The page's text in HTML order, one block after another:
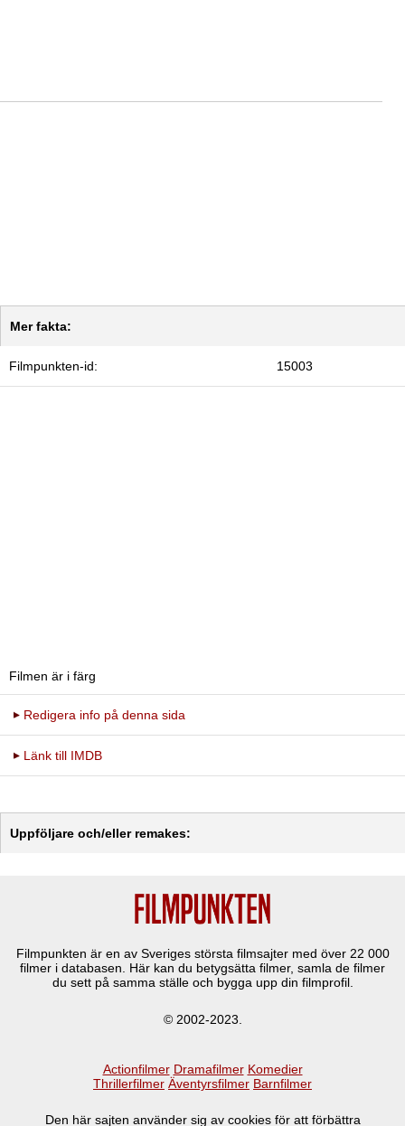
Mer fakta:
Filmpunkten-id: 15003
Filmen är i färg
Redigera info på denna sida
Länk till IMDB
Uppföljare och/eller remakes:
Filmpunkten är en av Sveriges största filmsajter med över 22 000
filmer i databasen. Här kan du betygsätta filmer, samla de filmer
du sett på samma ställe och bygga upp din filmprofil.
© 2002-2023.
Actionfilmer Dramafilmer Komedier
Thrillerfilmer Äventyrsfilmer Barnfilmer
Den här sajten använder sig av cookies för att förbättra